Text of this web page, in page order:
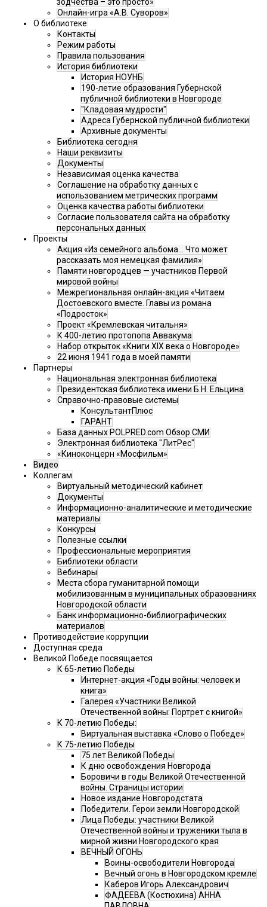
зодчества – это просто»
Онлайн-игра «А.В. Суворов»
О библиотеке
Контакты
Режим работы
Правила пользования
История библиотеки
История НОУНБ
190-летие образования Губернской
публичной библиотеки в Новгороде
"Кладовая мудрости"
Адреса Губернской публичной библиотеки
Архивные документы
Библиотека сегодня
Наши реквизиты
Документы
Независимая оценка качества
Соглашение на обработку данных с
использованием метрических программ
Оценка качества работы библиотеки
Согласие пользователя сайта на обработку
персональных данных
Проекты
Акция «Из семейного альбома... Что может
рассказать моя немецкая фамилия»
Памяти новгородцев — участников Первой
мировой войны
Межрегиональная онлайн-акция «Читаем
Достоевского вместе. Главы из романа
«Подросток»
Проект «Кремлевская читальня»
К 400-летию протопопа Аввакума
Набор открыток «Книги XIX века о Новгороде»
22 июня 1941 года в моей памяти
Партнеры
Национальная электронная библиотека
Президентская библиотека имени Б.Н. Ельцина
Справочно-правовые системы
КонсультантПлюс
ГАРАНТ
База данных POLPRED.com Обзор СМИ
Электронная библиотека "ЛитРес"
«Киноконцерн «Мосфильм»
Видео
Коллегам
Виртуальный методический кабинет
Документы
Информационно-аналитические и методические
материалы
Конкурсы
Полезные ссылки
Профессиональные мероприятия
Библиотеки области
Вебинары
Места сбора гуманитарной помощи
мобилизованным в муниципальных образованиях
Новгородской области
Банк информационно-библиографических
материалов
Противодействие коррупции
Доступная среда
Великой Победе посвящается
К 65-летию Победы
Интернет-акция «Годы войны: человек и
книга»
Галерея «Участники Великой
Отечественной войны: Портрет с книгой»
К 70-летию Победы:
Виртуальная выставка «Слово о Победе»
К 75-летию Победы
75 лет Великой Победы
К дню освобождения Новгорода
Боровичи в годы Великой Отечественной
войны. Страницы истории
Новое издание Новгородстата
Победители. Герои земли Новгородской
Лица Победы: участники Великой
Отечественной войны и труженики тыла в
мирной жизни Новгородского края
ВЕЧНЫЙ ОГОНЬ
Воины-освободители Новгорода
Вечный огонь в Новгородском кремле
Каберов Игорь Александрович
ФАДЕЕВА (Костюхина) АННА